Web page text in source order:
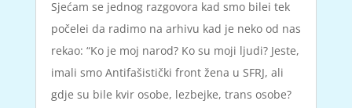
Sjećam se jednog razgovora kad smo bilei tek
počelei da radimo na arhivu kad je neko od nas
rekao: “Ko je moj narod? Ko su moji ljudi? Jeste,
imali smo Antifašistički front žena u SFRJ, ali
gdje su bile kvir osobe, lezbejke, trans osobe?